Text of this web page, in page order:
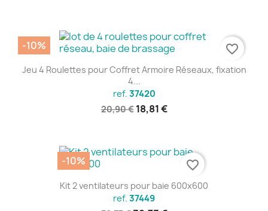
Jeu 4 Roulettes pour Coffret Armoire Réseaux, fixation
4...
ref. 37420
20,90 € 18,81 €
-10% favorite_border
Kit 2 ventilateurs pour baie 600x600
ref. 37449
-10% favorite_border